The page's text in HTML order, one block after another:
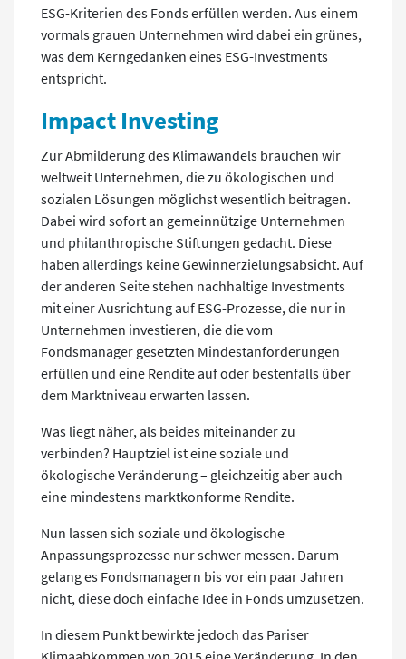
ESG-Kriterien des Fonds erfüllen werden. Aus einem
vormals grauen Unternehmen wird dabei ein grünes,
was dem Kerngedanken eines ESG-Investments
entspricht.
Impact Investing
Zur Abmilderung des Klimawandels brauchen wir
weltweit Unternehmen, die zu ökologischen und
sozialen Lösungen möglichst wesentlich beitragen.
Dabei wird sofort an gemeinnützige Unternehmen
und philanthropische Stiftungen gedacht. Diese
haben allerdings keine Gewinnerzielungsabsicht. Auf
der anderen Seite stehen nachhaltige Investments
mit einer Ausrichtung auf ESG-Prozesse, die nur in
Unternehmen investieren, die die vom
Fondsmanager gesetzten Mindestanforderungen
erfüllen und eine Rendite auf oder bestenfalls über
dem Marktniveau erwarten lassen.
Was liegt näher, als beides miteinander zu
verbinden? Hauptziel ist eine soziale und
ökologische Veränderung – gleichzeitig aber auch
eine mindestens marktkonforme Rendite.
Nun lassen sich soziale und ökologische
Anpassungsprozesse nur schwer messen. Darum
gelang es Fondsmanagern bis vor ein paar Jahren
nicht, diese doch einfache Idee in Fonds umzusetzen.
In diesem Punkt bewirkte jedoch das Pariser